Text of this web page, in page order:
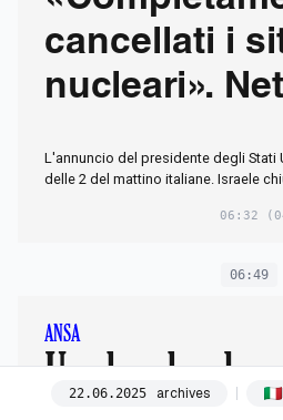
cancellati i
nucleari».
Teheran:
L'annuncio del presidente degli Stati
delle 2 del mattino italiane. Israele
06:32
06:49
ANSA
Usa
22.06.2025 archives